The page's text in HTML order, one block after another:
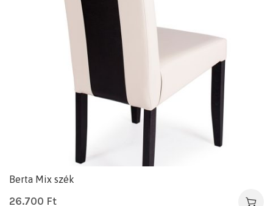
Berta Mix szék
26.700 Ft